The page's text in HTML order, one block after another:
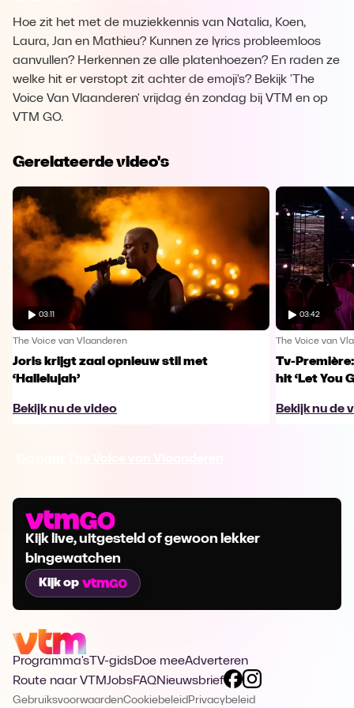
Hoe zit het met de muziekkennis van Natalia, Koen,
Laura, Jan en Mathieu? Kunnen ze lyrics probleemloos
aanvullen? Herkennen ze alle platenhoezen? En raden ze
welke hit er verstopt zit achter de emoji's? Bekijk 'The
Voice Van Vlaanderen' vrijdag én zondag bij VTM en op
VTM GO.
Gerelateerde video's
03:11
The Voice van Vlaanderen
Joris krijgt zaal opnieuw stil met
‘Hallelujah’
Bekijk nu de video
03:42
The Voice van
Tv-
hit ‘Let You
Bekijk nu de
Kijk live, uitgesteld of gewoon lekker
bingewatchen
Kijk op
Programma's TV-gidsDoe meeAdverteren
Route naar VTMJobsFAQNieuwsbrief
GebruiksvoorwaardenCookiebeleid Privacybeleid